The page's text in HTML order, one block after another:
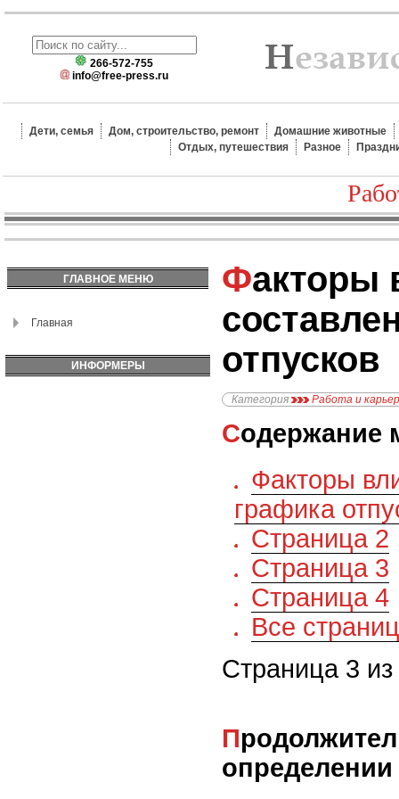
266-572-755
info@free-press.ru
Дети, семья Дом, строительство, ремонт
Домашние животные
Отдых, путешествия
Разное
ГЛАВНОЕ МЕНЮ
Главная
ИНФОРМЕРЫ
Факторы влияющие на
отпусков
Категория Работа и
Содержание
Факторы
графика
Страница 2
Страница 3
Страница 4
Все
Страница 3 из
Продолжительность отпуска. При ее